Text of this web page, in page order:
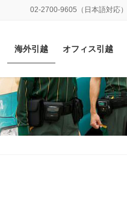
02-2700-9605（日本語対応）
海外引越 オフィス引越